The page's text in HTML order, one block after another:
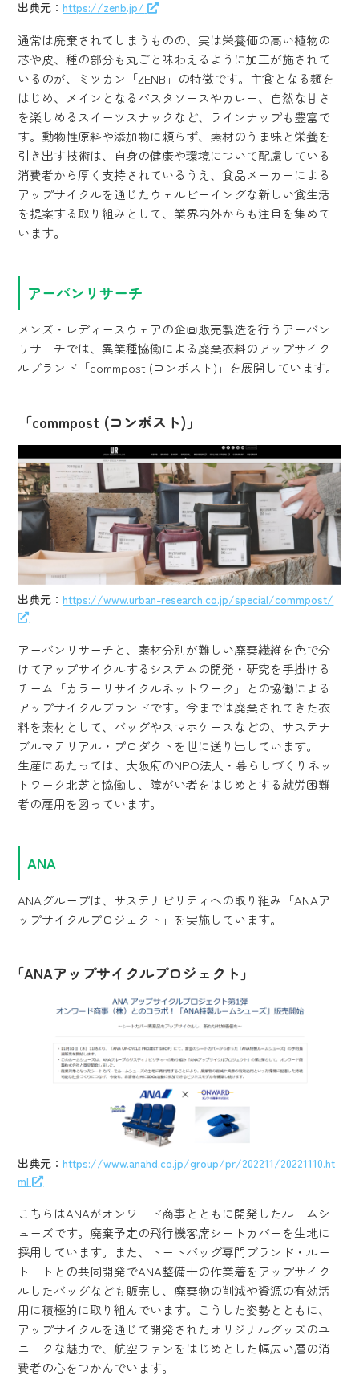
出典元：https://zenb.jp/
通常は廃棄されてしまうものの、実は栄養価の高い植物の
芯や皮、種の部分も丸ごと味わえるように加工が施されて
いるのが、ミツカン「ZENB」の特徴です。主食となる麺を
はじめ、メインとなるパスタソースやカレー、自然な甘さ
を楽しめるスイーツスナックなど、ラインナップも豊富で
す。動物性原料や添加物に頼らず、素材のうま味と栄養を
引き出す技術は、自身の健康や環境について配慮している
消費者から厚く支持されているうえ、食品メーカーによる
アップサイクルを通じたウェルビーイングな新しい食生活
を提案する取り組みとして、業界内外からも注目を集めて
います。
アーバンリサーチ
メンズ・レディースウェアの企画販売製造を行うアーバン
リサーチでは、異業種協働による廃棄衣料のアップサイク
ルブランド「commpost (コンポスト)」を展開しています。
「commpost (コンポスト)」
出典元：https://www.urban-research.co.jp/special/commpost/
アーバンリサーチと、素材分別が難しい廃棄繊維を色で分
けてアップサイクルするシステムの開発・研究を手掛ける
チーム「カラーリサイクルネットワーク」との協働による
アップサイクルブランドです。今までは廃棄されてきた衣
料を素材として、バッグやスマホケースなどの、サステナ
ブルマテリアル・プロダクトを世に送り出しています。
生産にあたっては、大阪府のNPO法人・暮らしづくりネッ
トワーク北芝と協働し、障がい者をはじめとする就労困難
者の雇用を図っています。
ANA
ANAグループは、サステナビリティへの取り組み「ANAア
ップサイクルプロジェクト」を実施しています。
「ANAアップサイクルプロジェクト」
出典元：https://www.anahd.co.jp/group/pr/202211/20221110.ht
ml
こちらはANAがオンワード商事とともに開発したルームシ
ューズです。廃棄予定の飛行機客席シートカバーを生地に
採用しています。また、トートバッグ専門ブランド・ルー
トートとの共同開発でANA整備士の作業着をアップサイク
ルしたバッグなども販売し、廃棄物の削減や資源の有効活
用に積極的に取り組んでいます。こうした姿勢とともに、
アップサイクルを通じて開発されたオリジナルグッズのユ
ニークな魅力で、航空ファンをはじめとした幅広い層の消
費者の心をつかんでいます。